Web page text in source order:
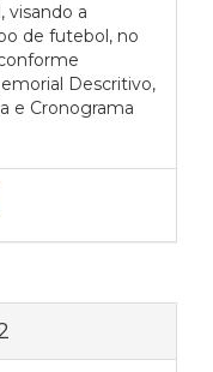
visando a
de futebol, no
Descritivo,
e Cronograma